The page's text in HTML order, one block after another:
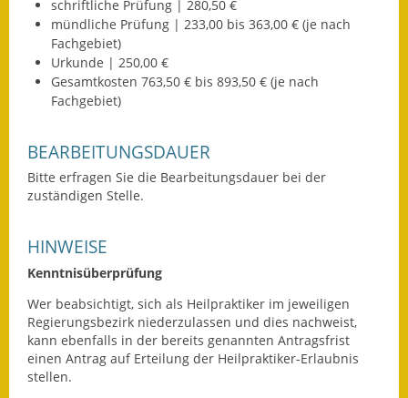
Bauen und Wohnen
Bodenrichtwerte
Gutachterausschuss
Landessanierungsprogramm
schriftliche Prüfung | 280,50 €
mündliche Prüfung | 233,00 bis 363,00 € (je nach
Fachgebiet)
Urkunde | 250,00 €
Gesamtkosten 763,50 € bis 893,50 € (je nach
Fachgebiet)
BEARBEITUNGSDAUER
Bitte erfragen Sie die Bearbeitungsdauer bei der
zuständigen Stelle.
HINWEISE
Kenntnisüberprüfung
Wer beabsichtigt, sich als Heilpraktiker im jeweiligen
Regierungsbezirk niederzulassen und dies nachweist,
kann ebenfalls in der bereits genannten Antragsfrist
einen Antrag auf Erteilung der Heilpraktiker-Erlaubnis
stellen.